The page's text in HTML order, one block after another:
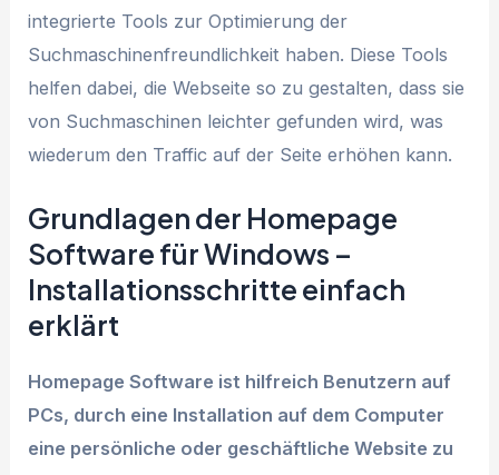
integrierte Tools zur Optimierung der
Suchmaschinenfreundlichkeit haben. Diese Tools
helfen dabei, die Webseite so zu gestalten, dass sie
von Suchmaschinen leichter gefunden wird, was
wiederum den Traffic auf der Seite erhöhen kann.
Grundlagen der Homepage
Software für Windows –
Installationsschritte einfach
erklärt
Homepage Software ist hilfreich Benutzern auf
PCs, durch eine Installation auf dem Computer
eine persönliche oder geschäftliche Website zu